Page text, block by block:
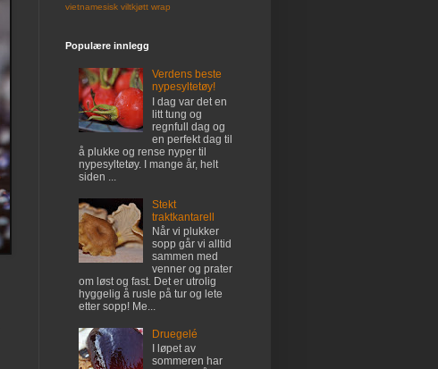
vietnamesisk viltkjøtt wrap
Populære innlegg
Verdens beste
nypesyltetøy!
I dag var det en
litt tung og
regnfull dag og
en perfekt dag til
å plukke og rense nyper til
nypesyltetøy. I mange år, helt
siden ...
Stekt
traktkantarell
Når vi plukker
sopp går vi alltid
sammen med
venner og prater
om løst og fast. Det er utrolig
hyggelig å rusle på tur og lete
etter sopp! Me...
Druegelé
I løpet av
sommeren har